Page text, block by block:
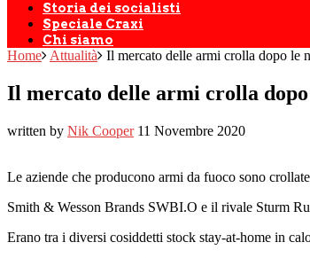
Storia dei socialisti
Speciale Craxi
Chi siamo
Home Attualità Il mercato delle armi crolla dopo le
Il mercato delle armi crolla
written by Nik Cooper 11 Novembre 2020
Le aziende che producono armi da fuoco sono
Smith & Wesson Brands SWBI.O e il rivale Sturm
Erano tra i diversi cosiddetti stock stay-at-home in